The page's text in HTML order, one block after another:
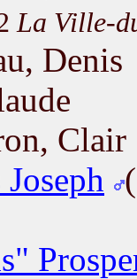
La Ville-
Denis
Clair